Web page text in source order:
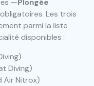
—Plongée
Les trois
parmi la liste
disponibles :
Diving)
Air Nitrox)